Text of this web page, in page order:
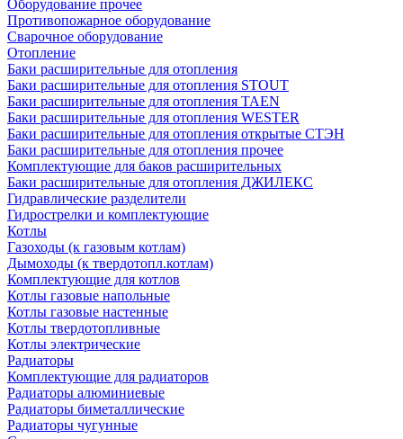
Оборудование прочее
Противопожарное оборудование
Сварочное оборудование
Отопление
Баки расширительные для отопления
Баки расширительные для отопления STOUT
Баки расширительные для отопления TAEN
Баки расширительные для отопления WESTER
Баки расширительные для отопления открытые СТЭН
Баки расширительные для отопления прочее
Комплектующие для баков расширительных
Баки расширительные для отопления ДЖИЛЕКС
Гидравлические разделители
Гидрострелки и комплектующие
Котлы
Газоходы (к газовым котлам)
Дымоходы (к твердотопл.котлам)
Комплектующие для котлов
Котлы газовые напольные
Котлы газовые настенные
Котлы твердотопливные
Котлы электрические
Радиаторы
Комплектующие для радиаторов
Радиаторы алюминиевые
Радиаторы биметаллические
Радиаторы чугунные